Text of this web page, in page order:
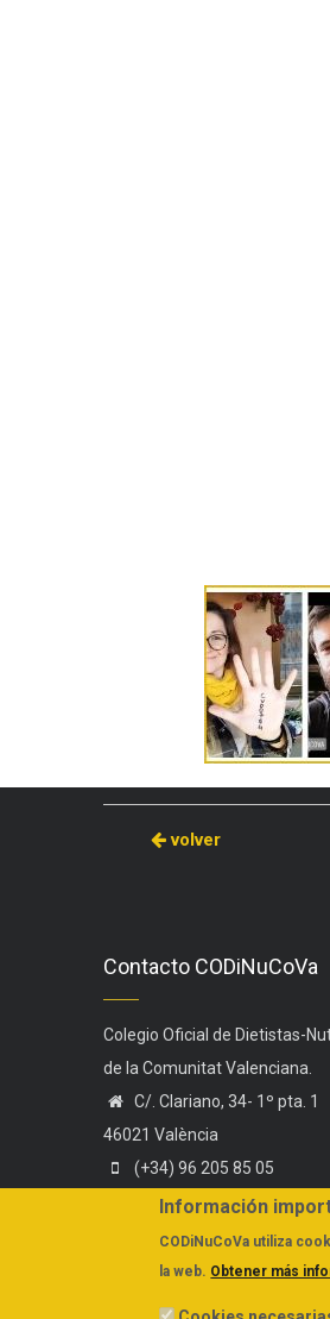
volver
Contacto CODiNuCoVa
Colegio Oficial de Dietistas-
de la Comunitat Valenciana.
C/. Clariano, 34- 1º pta. 1
46021 València
(+34) 96 205 85 05
(+34) 606 44 75 58
Información
CODiNuCoVa utiliza
la web. Obtener más